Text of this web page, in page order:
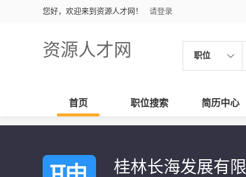
您好，欢迎来到资源人才网！ 请登录
资源人才网 职位
首页 职位搜索 简历中心
桂林长海发展有